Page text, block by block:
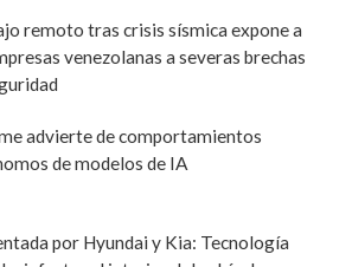
remoto tras crisis sísmica expone a
venezolanas a severas brechas
advierte de comportamientos
de modelos de IA
por Hyundai y Kia: Tecnología